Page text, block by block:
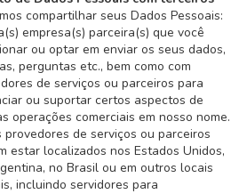
compartilhar seus Dados Pessoais:
empresa(s) parceira(s) que você
ou optar em enviar os seus dados,
perguntas etc., bem como com
de serviços ou parceiros para
ou suportar certos aspectos de
operações comerciais em nosso nome.
provedores de serviços ou parceiros
estar localizados nos Estados Unidos,
no Brasil ou em outros locais
incluindo servidores para